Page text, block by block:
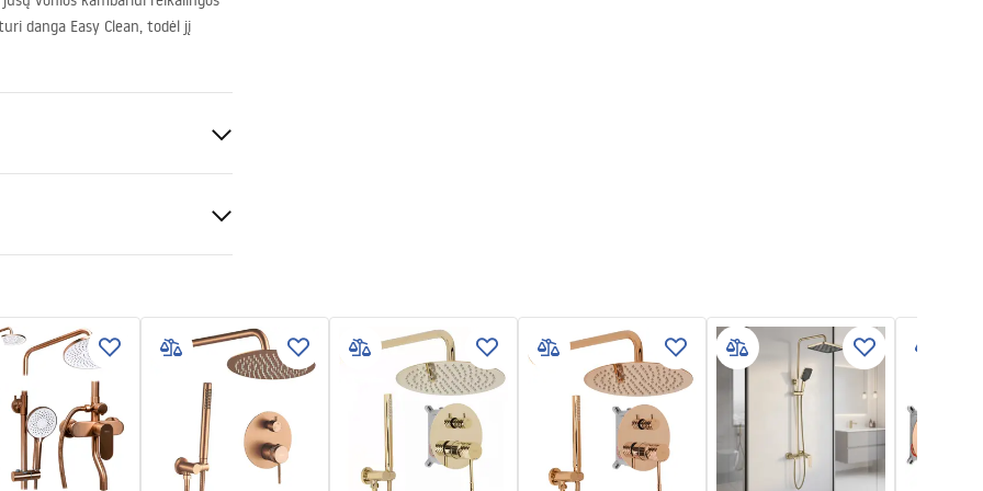
danga Easy Clean, todėl jį
baseino arba ant grindų
montażu kabiny